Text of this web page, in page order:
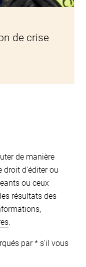
de crise
de manière
droit d'éditer ou
ou ceux
résultats des
.
par * s'il vous